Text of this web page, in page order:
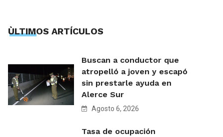
ÙLTIMOS ARTÍCULOS
Buscan a conductor que
atropelló a joven y escapó
sin prestarle ayuda en
Alerce Sur
Agosto 6, 2026
Tasa de ocupación